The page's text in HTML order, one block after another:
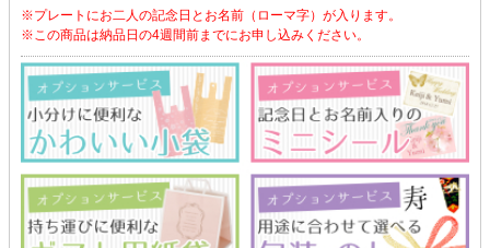
※プレートにお二人の記念日とお名前（ローマ字）が入ります。
※この商品は納品日の4週間前までにお申し込みください。